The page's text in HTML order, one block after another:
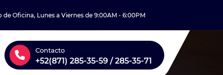
de Oficina, Lunes a Viernes de 9:00AM - 6:00PM
Contacto
+52(871) 285-35-59 / 285-35-71